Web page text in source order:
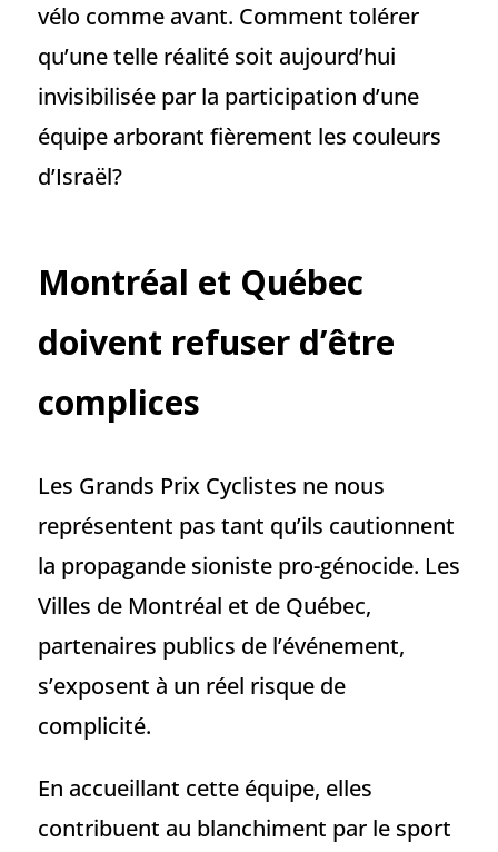
vélo comme avant. Comment tolérer
qu’une telle réalité soit aujourd’hui
invisibilisée par la participation d’une
équipe arborant fièrement les couleurs
d’Israël?
Montréal et Québec
doivent refuser d’être
complices
Les Grands Prix Cyclistes ne nous
représentent pas tant qu’ils cautionnent
la propagande sioniste pro-génocide. Les
Villes de Montréal et de Québec,
partenaires publics de l’événement,
s’exposent à un réel risque de
complicité.
En accueillant cette équipe, elles
contribuent au blanchiment par le sport